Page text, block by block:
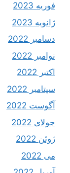
فوریه 2023
ژانویه 2023
دسامبر 2022
نوامبر 2022
اکتبر 2022
سپتامبر 2022
آگوست 2022
جولای 2022
ژوئن 2022
می 2022